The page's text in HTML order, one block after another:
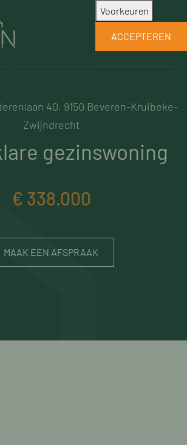
40, 9150 Beveren-Kruibeke-
Zwijndrecht
gezinswoning
€ 338.000
MAAK EEN AFSPRAAK
op onze
maken we ook
Voorkeuren
ACCEPTEREN